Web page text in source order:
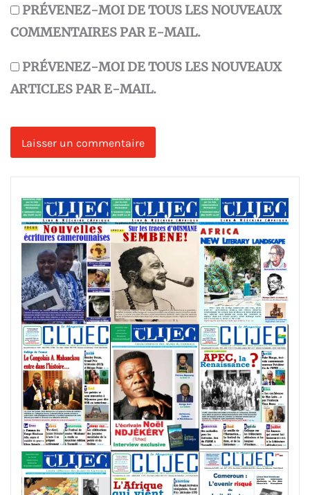
PRÉVENEZ-MOI DE TOUS LES NOUVEAUX
COMMENTAIRES PAR E-MAIL.
PRÉVENEZ-MOI DE TOUS LES NOUVEAUX
ARTICLES PAR E-MAIL.